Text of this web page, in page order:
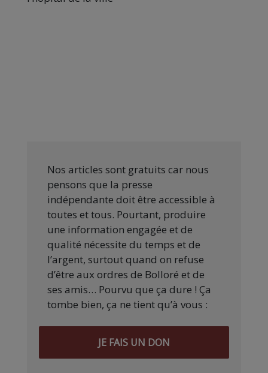
Nos articles sont gratuits car nous
pensons que la presse
indépendante doit être accessible à
toutes et tous. Pourtant, produire
une information engagée et de
qualité nécessite du temps et de
l’argent, surtout quand on refuse
d’être aux ordres de Bolloré et de
ses amis… Pourvu que ça dure ! Ça
tombe bien, ça ne tient qu’à vous :
JE FAIS UN DON